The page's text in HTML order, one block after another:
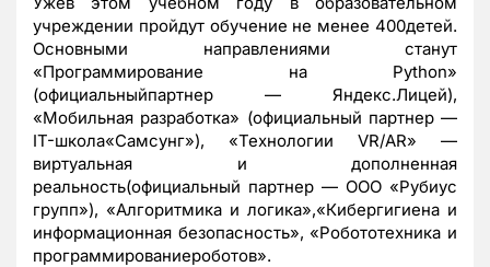
учреждении пройдут обучение не менее 400детей.
Основными направлениями станут
«Программирование на Python»
(официальныйпартнер — Яндекс.Лицей),
«Мобильная разработка» (официальный партнер —
IT-школа«Самсунг»), «Технологии VR/AR» —
виртуальная и дополненная
реальность(официальный партнер — ООО «Рубиус
групп»), «Алгоритмика и логика»,«Кибергигиена и
информационная безопасность», «Робототехника и
программированиероботов».